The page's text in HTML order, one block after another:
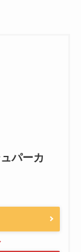
パーカ